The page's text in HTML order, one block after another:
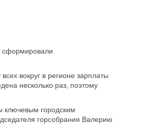
сформировали
вокруг в регионе зарплаты
несколько раз, поэтому
ключевым городским
горсобрания Валерию